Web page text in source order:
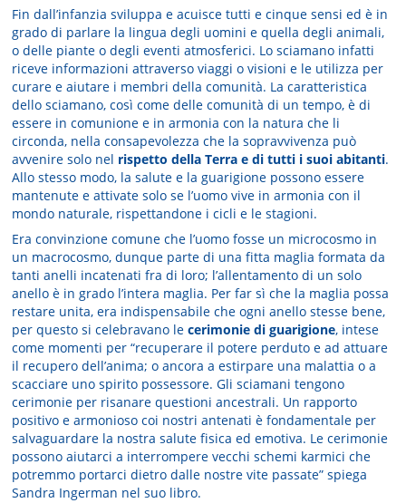
Fin dall’infanzia sviluppa e acuisce tutti e cinque sensi ed è in
grado di parlare la lingua degli uomini e quella degli animali,
o delle piante o degli eventi atmosferici. Lo sciamano infatti
riceve informazioni attraverso viaggi o visioni e le utilizza per
curare e aiutare i membri della comunità. La caratteristica
dello sciamano, così come delle comunità di un tempo, è di
essere in comunione e in armonia con la natura che li
circonda, nella consapevolezza che la sopravvivenza può
avvenire solo nel rispetto della Terra e di tutti i suoi abitanti.
Allo stesso modo, la salute e la guarigione possono essere
mantenute e attivate solo se l’uomo vive in armonia con il
mondo naturale, rispettandone i cicli e le stagioni.
Era convinzione comune che l’uomo fosse un microcosmo in
un macrocosmo, dunque parte di una fitta maglia formata da
tanti anelli incatenati fra di loro; l’allentamento di un solo
anello è in grado l’intera maglia. Per far sì che la maglia possa
restare unita, era indispensabile che ogni anello stesse bene,
per questo si celebravano lecerimonie di guarigione, intese
come momenti per “recuperare il potere perduto e ad attuare
il recupero dell’anima; o ancora a estirpare una malattia o a
scacciare uno spirito possessore. Gli sciamani tengono
cerimonie per risanare questioni ancestrali. Un rapporto
positivo e armonioso coi nostri antenati è fondamentale per
salvaguardare la nostra salute fisica ed emotiva. Le cerimonie
possono aiutarci a interrompere vecchi schemi karmici che
potremmo portarci dietro dalle nostre vite passate” spiega
Sandra Ingerman nel suo libro.